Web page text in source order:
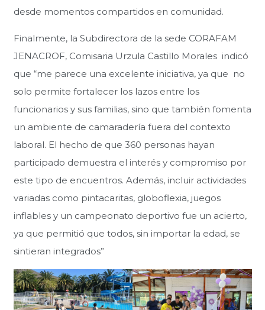
desde momentos compartidos en comunidad.
Finalmente, la Subdirectora de la sede CORAFAM
JENACROF, Comisaria Urzula Castillo Morales indicó
que “me parece una excelente iniciativa, ya que no
solo permite fortalecer los lazos entre los
funcionarios y sus familias, sino que también fomenta
un ambiente de camaradería fuera del contexto
laboral. El hecho de que 360 personas hayan
participado demuestra el interés y compromiso por
este tipo de encuentros. Además, incluir actividades
variadas como pintacaritas, globoflexia, juegos
inflables y un campeonato deportivo fue un acierto,
ya que permitió que todos, sin importar la edad, se
sintieran integrados”